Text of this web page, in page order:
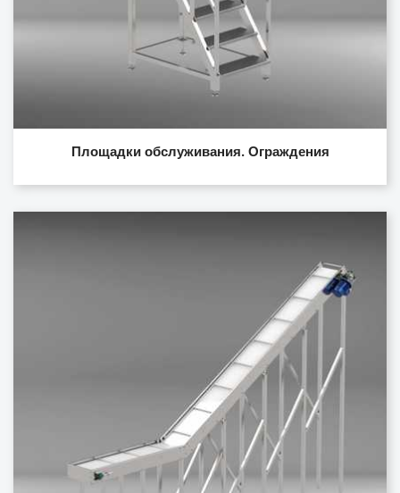
Площадки обслуживания. Ограждения